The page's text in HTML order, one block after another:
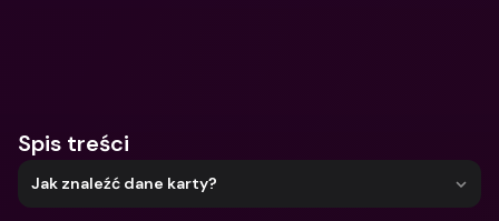
Spis treści
Jak znaleźć dane karty?